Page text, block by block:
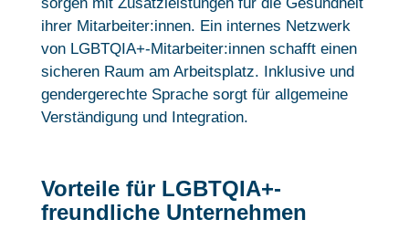
sorgen mit Zusatzleistungen für die Gesundheit
ihrer Mitarbeiter:innen. Ein internes Netzwerk
von LGBTQIA+-Mitarbeiter:innen schafft einen
sicheren Raum am Arbeitsplatz. Inklusive und
gendergerechte Sprache sorgt für allgemeine
Verständigung und Integration.
Vorteile für LGBTQIA+-
freundliche Unternehmen